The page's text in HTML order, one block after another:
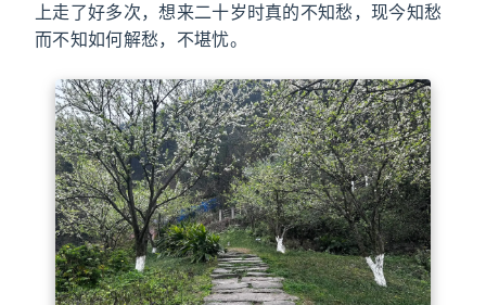
上走了好多次，想来二十岁时真的不知愁，现今知愁
而不知如何解愁，不堪忧。